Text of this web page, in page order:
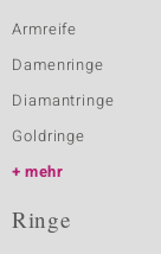
Armreife
Damenringe
Diamantringe
Goldringe
mehr
Ringe